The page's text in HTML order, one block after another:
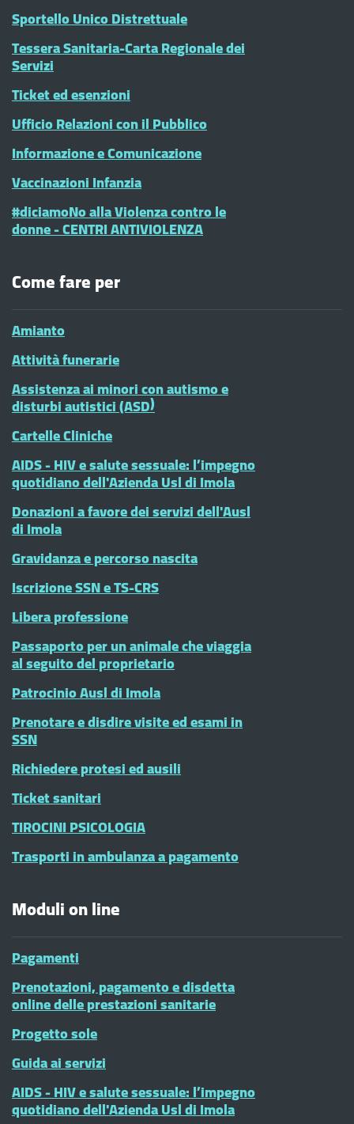
Sportello Unico Distrettuale
Tessera Sanitaria-Carta Regionale dei
Servizi
Ticket ed esenzioni
Ufficio Relazioni con il Pubblico
Informazione e Comunicazione
Vaccinazioni Infanzia
#diciamoNo alla Violenza contro le
donne - CENTRI ANTIVIOLENZA
Come fare per
Amianto
Attività funerarie
Assistenza ai minori con autismo e
disturbi autistici (ASD)
Cartelle Cliniche
AIDS - HIV e salute sessuale: l’impegno
quotidiano dell'Azienda Usl di Imola
Donazioni a favore dei servizi dell'Ausl
di Imola
Gravidanza e percorso nascita
Iscrizione SSN e TS-CRS
Libera professione
Passaporto per un animale che viaggia
al seguito del proprietario
Patrocinio Ausl di Imola
Prenotare e disdire visite ed esami in
SSN
Richiedere protesi ed ausili
Ticket sanitari
TIROCINI PSICOLOGIA
Trasporti in ambulanza a pagamento
Moduli on line
Pagamenti
Prenotazioni, pagamento e disdetta
online delle prestazioni sanitarie
Progetto sole
Guida ai servizi
AIDS - HIV e salute sessuale: l’impegno
quotidiano dell'Azienda Usl di Imola